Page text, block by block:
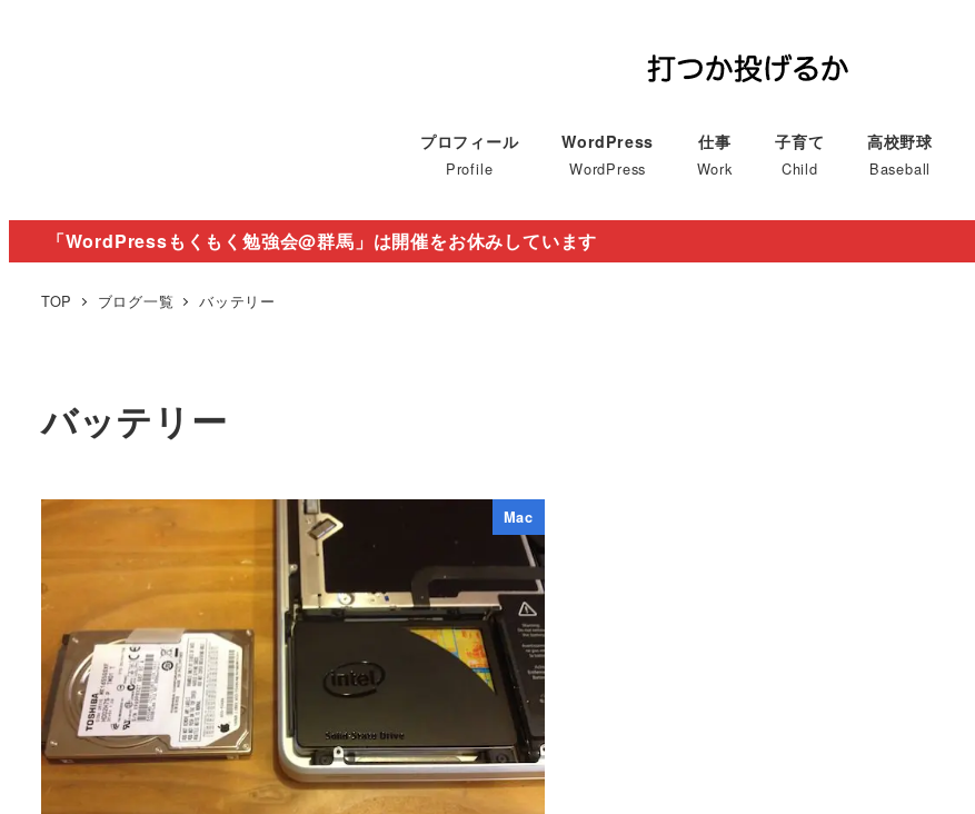
プロフィール
Profile
WordPress
WordPress
仕事
Work
子育て
Child
高校野球
Baseball
「WordPressもくもく勉強会@群馬」は開催をお休みしています
TOP ブログ一覧 バッテリー
バッテリー
Mac